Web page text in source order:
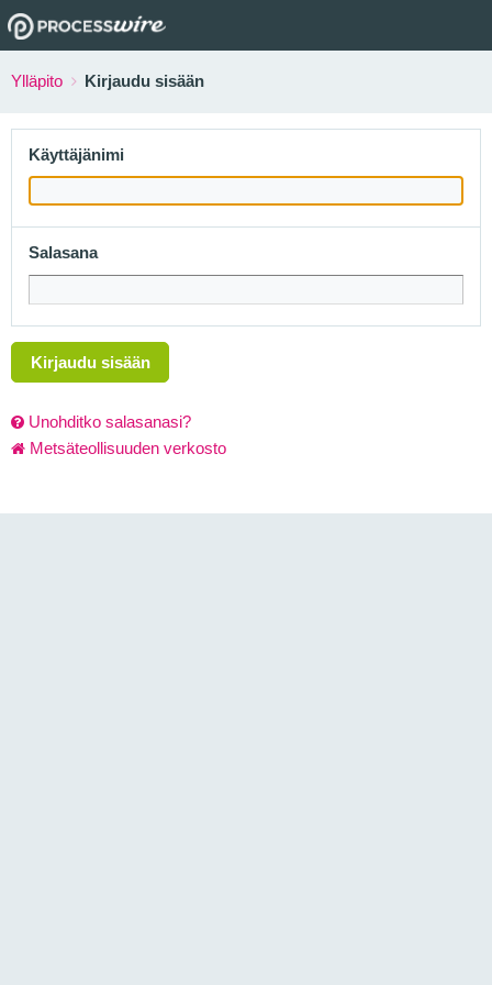
Ylläpito Kirjaudu sisään
Käyttäjänimi
Salasana
Kirjaudu sisään
Unohditko salasanasi?
Metsäteollisuuden verkosto